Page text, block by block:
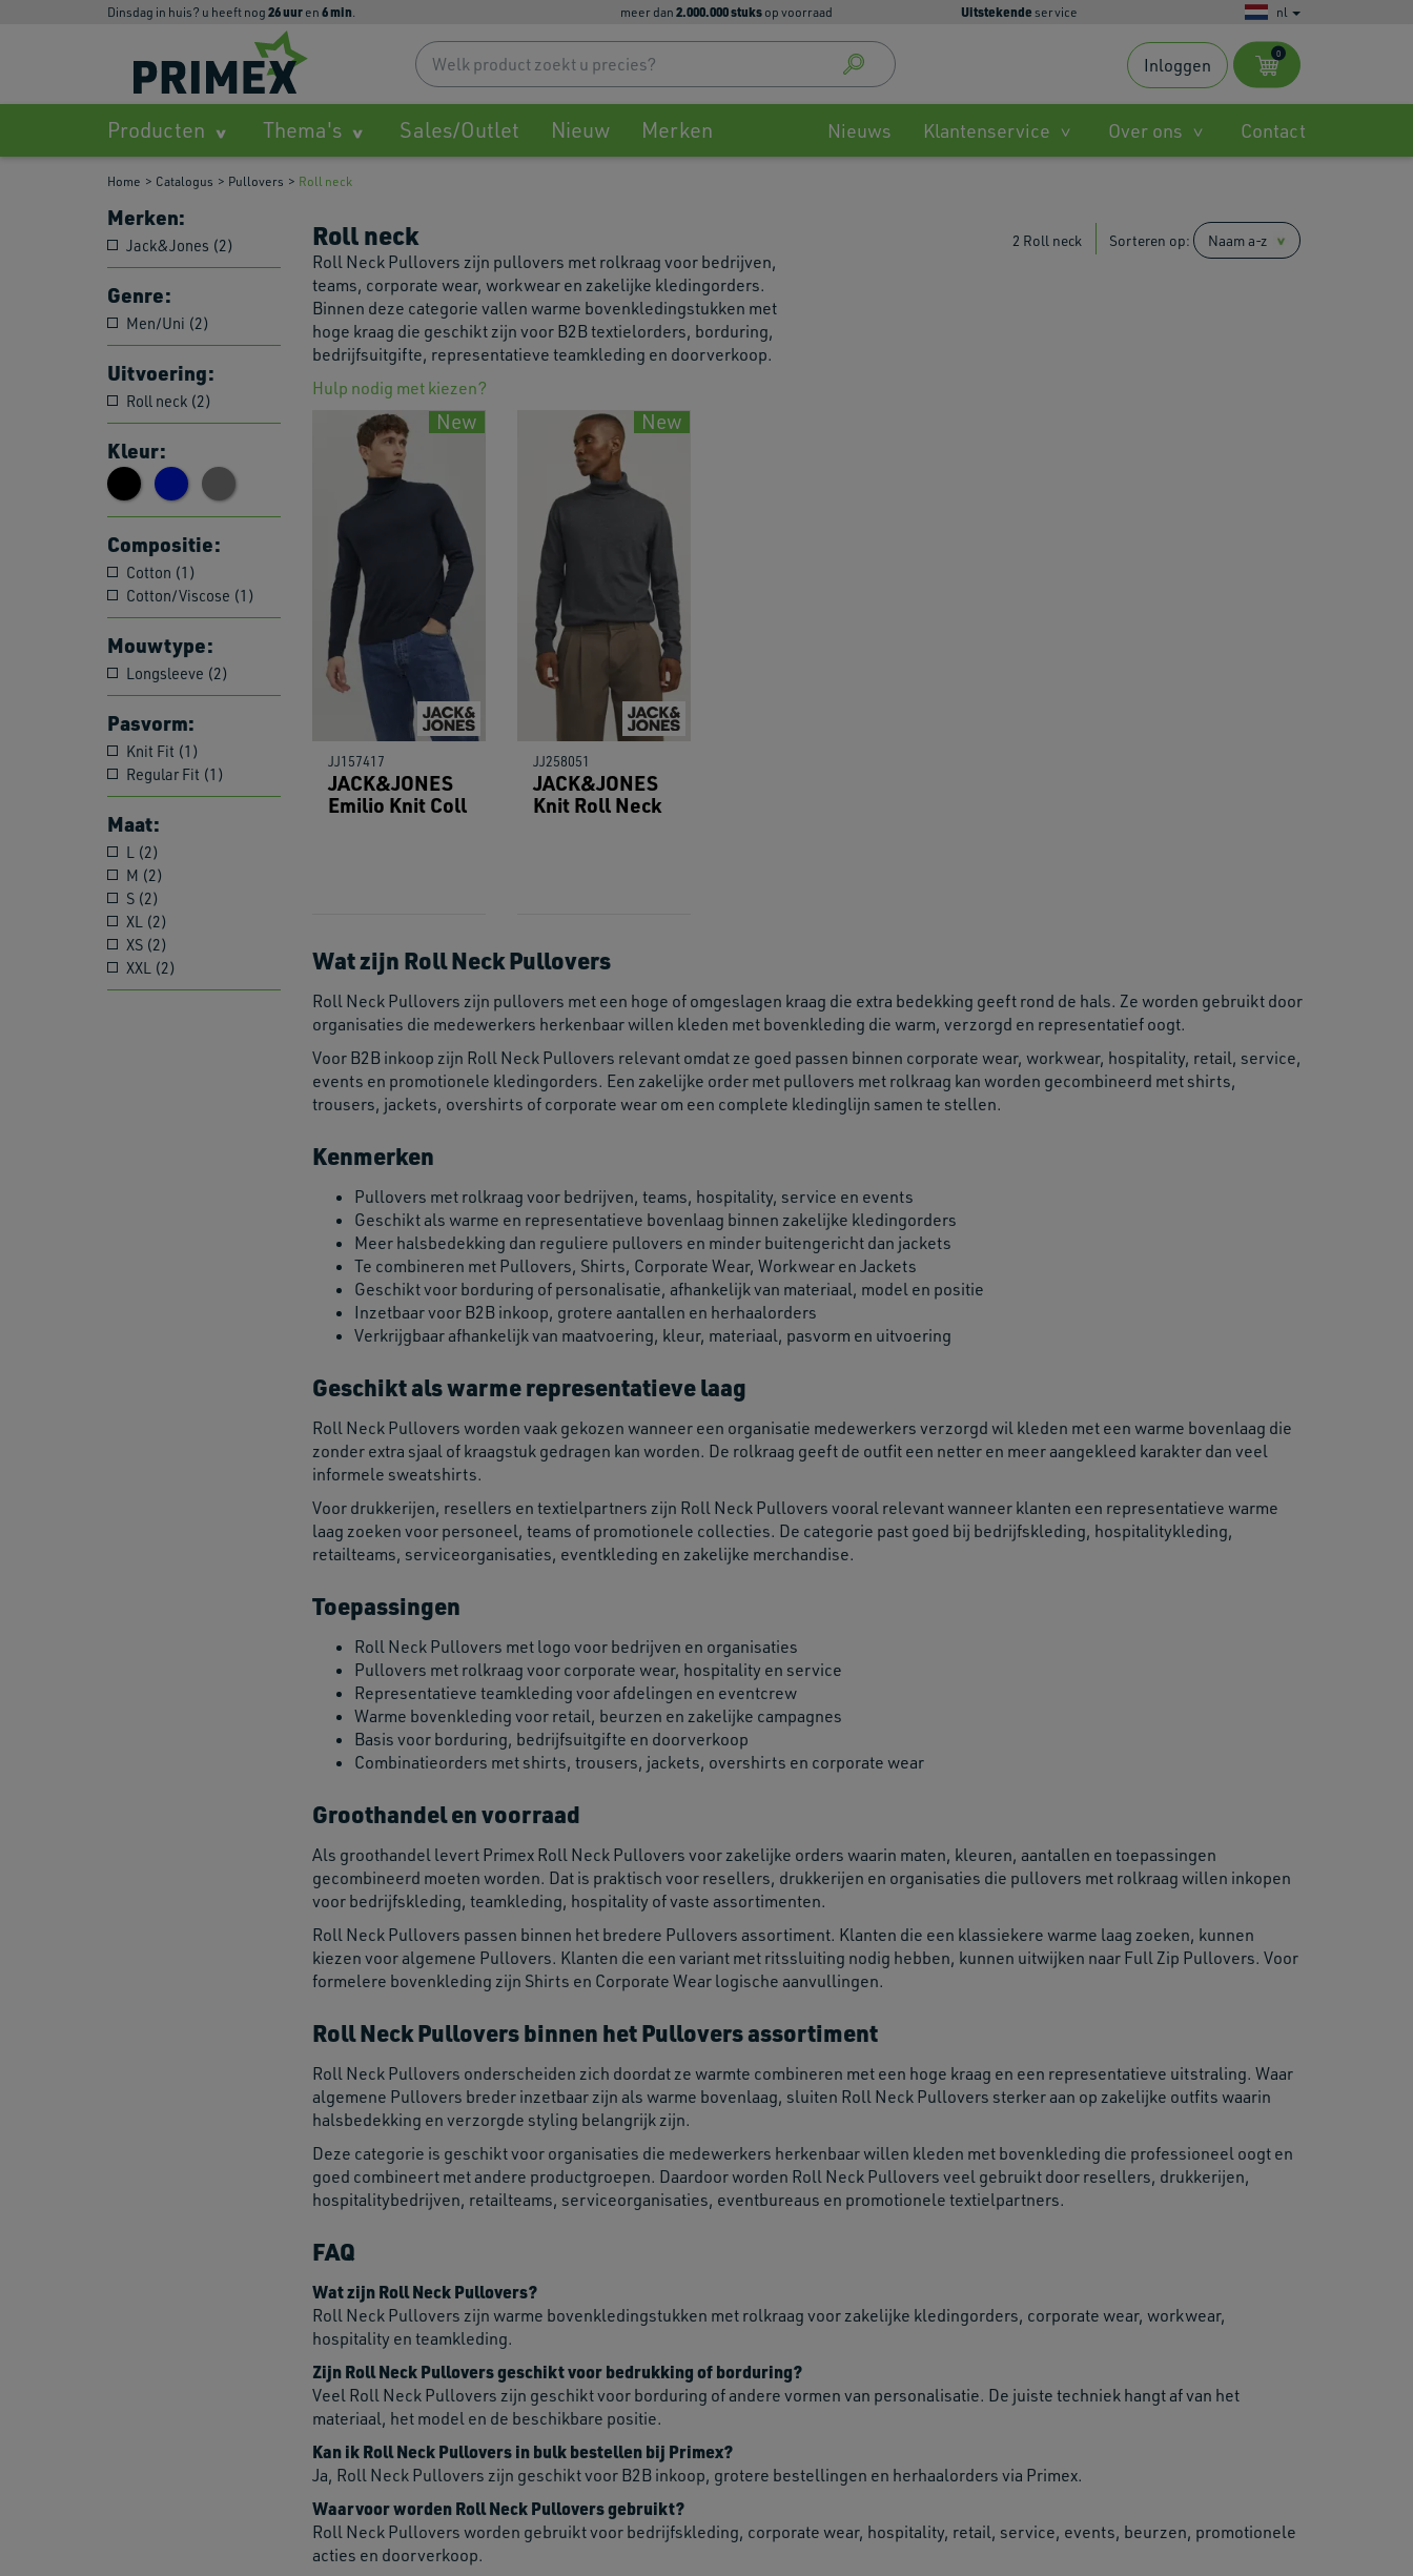
dinsdag in huis? u heeft nog 26uur en 6min. meer dan 2.000.000 stuksop voorraad Uitstekende service nl
up
down
arrows
to
0
Inloggen
Producten Thema's Sales/Outlet Nieuw Merken Nieuws Klantenservice Over ons Contact
Home Catalogus Pullovers Roll neck
Merken:
Jack&Jones (2)
Genre:
Men/Uni (2)
Uitvoering:
Roll neck (2)
Kleur:
Compositie:
Cotton (1)
Cotton/Viscose (1)
Mouwtype:
Longsleeve (2)
Pasvorm:
Knit Fit (1)
Regular Fit (1)
Maat:
L (2)
M (2)
S (2)
XL (2)
XS (2)
XXL (2)
2 Roll neck Sorteren op:
Roll neck
Roll Neck Pullovers zijn pullovers met rolkraag voor bedrijven,
teams, corporate wear, workwear en zakelijke kledingorders.
Binnen deze categorie vallen warme bovenkledingstukken met
hoge kraag die geschikt zijn voor B2B textielorders, borduring,
bedrijfsuitgifte, representatieve teamkleding en doorverkoop.
Hulp nodig met kiezen?
New
JJ157417
JACK&JONES
Emilio Knit Coll
New
JJ258051
JACK&JONES
Knit Roll Neck
Wat zijn Roll Neck Pullovers
Roll Neck Pullovers zijn pullovers met een hoge of omgeslagen kraag die extra bedekking geeft rond de hals. Ze worden gebruikt door
organisaties die medewerkers herkenbaar willen kleden met bovenkleding die warm, verzorgd en representatief oogt.
Voor B2B inkoop zijn Roll Neck Pullovers relevant omdat ze goed passen binnen corporate wear, workwear, hospitality, retail, service,
events en promotionele kledingorders. Een zakelijke order met pullovers met rolkraag kan worden gecombineerd met shirts,
trousers, jackets, overshirts of corporate wear om een complete kledinglijn samen te stellen.
Kenmerken
Pullovers met rolkraag voor bedrijven, teams, hospitality, service en events
Geschikt als warme en representatieve bovenlaag binnen zakelijke kledingorders
Meer halsbedekking dan reguliere pullovers en minder buitengericht dan jackets
Te combineren met Pullovers, Shirts, Corporate Wear, Workwear en Jackets
Geschikt voor borduring of personalisatie, afhankelijk van materiaal, model en positie
Inzetbaar voor B2B inkoop, grotere aantallen en herhaalorders
Verkrijgbaar afhankelijk van maatvoering, kleur, materiaal, pasvorm en uitvoering
Geschikt als warme representatieve laag
Roll Neck Pullovers worden vaak gekozen wanneer een organisatie medewerkers verzorgd wil kleden met een warme bovenlaag die
zonder extra sjaal of kraagstuk gedragen kan worden. De rolkraag geeft de outfit een netter en meer aangekleed karakter dan veel
informele sweatshirts.
Voor drukkerijen, resellers en textielpartners zijn Roll Neck Pullovers vooral relevant wanneer klanten een representatieve warme
laag zoeken voor personeel, teams of promotionele collecties. De categorie past goed bij bedrijfskleding, hospitalitykleding,
retailteams, serviceorganisaties, eventkleding en zakelijke merchandise.
Toepassingen
Roll Neck Pullovers met logo voor bedrijven en organisaties
Pullovers met rolkraag voor corporate wear, hospitality en service
Representatieve teamkleding voor afdelingen en eventcrew
Warme bovenkleding voor retail, beurzen en zakelijke campagnes
Basis voor borduring, bedrijfsuitgifte en doorverkoop
Combinatieorders met shirts, trousers, jackets, overshirts en corporate wear
Groothandel en voorraad
Als groothandel levert Primex Roll Neck Pullovers voor zakelijke orders waarin maten, kleuren, aantallen en toepassingen
gecombineerd moeten worden. Dat is praktisch voor resellers, drukkerijen en organisaties die pullovers met rolkraag willen inkopen
voor bedrijfskleding, teamkleding, hospitality of vaste assortimenten.
Roll Neck Pullovers passen binnen het bredere Pullovers assortiment. Klanten die een klassiekere warme laag zoeken, kunnen
kiezen voor algemene Pullovers. Klanten die een variant met ritssluiting nodig hebben, kunnen uitwijken naar Full Zip Pullovers. Voor
formelere bovenkleding zijn Shirts en Corporate Wear logische aanvullingen.
Roll Neck Pullovers binnen het Pullovers assortiment
Roll Neck Pullovers onderscheiden zich doordat ze warmte combineren met een hoge kraag en een representatieve uitstraling. Waar
algemene Pullovers breder inzetbaar zijn als warme bovenlaag, sluiten Roll Neck Pullovers sterker aan op zakelijke outfits waarin
halsbedekking en verzorgde styling belangrijk zijn.
Deze categorie is geschikt voor organisaties die medewerkers herkenbaar willen kleden met bovenkleding die professioneel oogt en
goed combineert met andere productgroepen. Daardoor worden Roll Neck Pullovers veel gebruikt door resellers, drukkerijen,
hospitalitybedrijven, retailteams, serviceorganisaties, eventbureaus en promotionele textielpartners.
FAQ
Wat zijn Roll Neck Pullovers?
Roll Neck Pullovers zijn warme bovenkledingstukken met rolkraag voor zakelijke kledingorders, corporate wear, workwear,
hospitality en teamkleding.
Zijn Roll Neck Pullovers geschikt voor bedrukking of borduring?
Veel Roll Neck Pullovers zijn geschikt voor borduring of andere vormen van personalisatie. De juiste techniek hangt af van het
materiaal, het model en de beschikbare positie.
Kan ik Roll Neck Pullovers in bulk bestellen bij Primex?
Ja, Roll Neck Pullovers zijn geschikt voor B2B inkoop, grotere bestellingen en herhaalorders via Primex.
Waarvoor worden Roll Neck Pullovers gebruikt?
Roll Neck Pullovers worden gebruikt voor bedrijfskleding, corporate wear, hospitality, retail, service, events, beurzen, promotionele
acties en doorverkoop.